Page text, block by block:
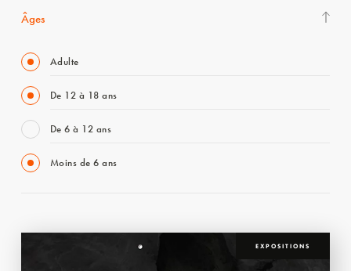
Âges
Adulte
De 12 à 18 ans
De 6 à 12 ans
Moins de 6 ans
EXPOSITIONS